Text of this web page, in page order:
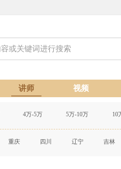
讲师 视频
4万-5万 5万-10万 10
重庆 四川 辽宁 吉林